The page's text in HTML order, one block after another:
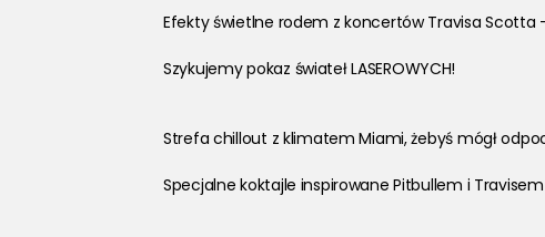
Efekty świetlne rodem z koncertów Travisa Scotta
Szykujemy pokaz świateł LASEROWYCH!
Strefa chillout z klimatem Miami, żebyś mógł
Specjalne koktajle inspirowane Pitbullem i